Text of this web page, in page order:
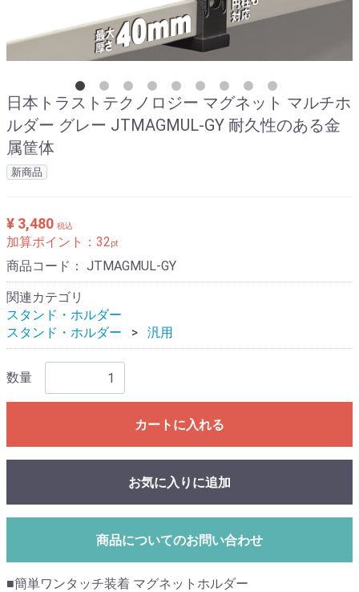
日本トラストテクノロジー マグネット マルチホ
ルダー グレー JTMAGMUL-GY 耐久性のある金
属筐体
新商品
¥ 3,480 税込
加算ポイント： 32pt
商品コード： JTMAGMUL-GY
関連カテゴリ
スタンド・ホルダー
スタンド・ホルダー
汎用
数量
カートに入れる
お気に入りに追加
商品についてのお問い合わせ
■簡単ワンタッチ装着 マグネットホルダー